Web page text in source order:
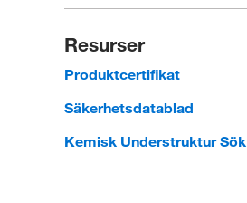
Resurser
Produktcertifikat
Säkerhetsdatablad
Kemisk Understruktur Sök